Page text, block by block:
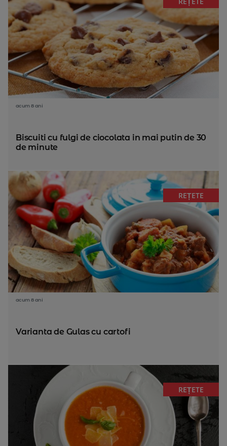
acum 8 ani
Biscuiti cu fulgi de ciocolata in mai putin de 30
de minute
REȚETE
acum 8 ani
Varianta de Gulas cu cartofi
REȚETE